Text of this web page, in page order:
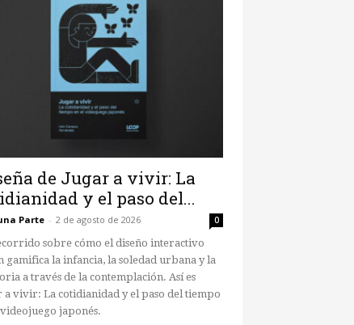
de Jugar a vivir: La
y el paso del...
Parte - 2 de agosto de 2026 0
sobre cómo el diseño interactivo
gamifica la infancia, la soledad urbana y la
a través de la contemplación. Así es
a vivir: La cotidianidad y el paso del tiempo
japonés.